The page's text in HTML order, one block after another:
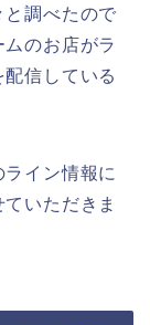
調べたので
のお店がラ
信している
イン情報に
いただきま